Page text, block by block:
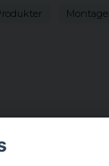
Montage